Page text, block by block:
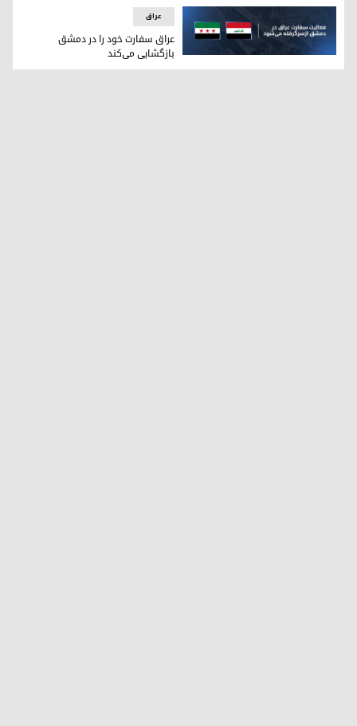
عراق سفارت خود را در دمشق بازگشایی می‌کند
عراق
عراق سفارت خود را در دمشق
بازگشایی می‌کند